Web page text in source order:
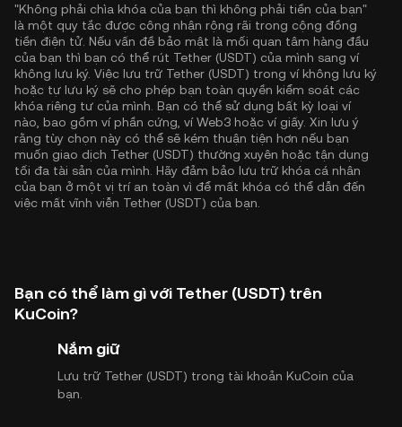
"Không phải chìa khóa của bạn thì không phải tiền của bạn"
là một quy tắc được công nhận rộng rãi trong cộng đồng
tiền điện tử. Nếu vấn đề bảo mật là mối quan tâm hàng đầu
của bạn thì bạn có thể rút Tether (USDT) của mình sang ví
không lưu ký. Việc lưu trữ Tether (USDT) trong ví không lưu ký
hoặc tự lưu ký sẽ cho phép bạn toàn quyền kiểm soát các
khóa riêng tư của mình. Bạn có thể sử dụng bất kỳ loại ví
nào, bao gồm ví phần cứng, ví Web3 hoặc ví giấy. Xin lưu ý
rằng tùy chọn này có thể sẽ kém thuận tiện hơn nếu bạn
muốn giao dịch Tether (USDT) thường xuyên hoặc tận dụng
tối đa tài sản của mình. Hãy đảm bảo lưu trữ khóa cá nhân
của bạn ở một vị trí an toàn vì để mất khóa có thể dẫn đến
việc mất vĩnh viễn Tether (USDT) của bạn.
Bạn có thể làm gì với Tether (USDT) trên
KuCoin?
Nắm giữ
Lưu trữ Tether (USDT) trong tài khoản KuCoin của
bạn.